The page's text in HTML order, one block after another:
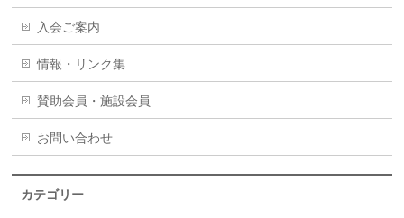
入会ご案内
情報・リンク集
賛助会員・施設会員
お問い合わせ
カテゴリー